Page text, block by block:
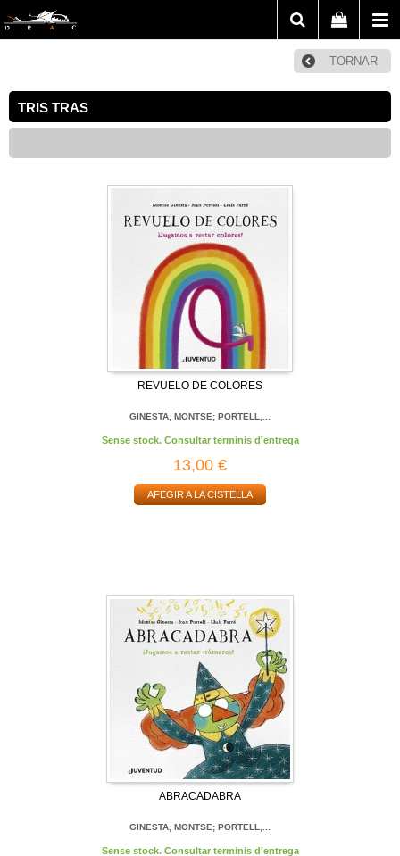
TORNAR
TRIS TRAS
REVUELO DE COLORES
GINESTA, MONTSE; PORTELL,...
Sense stock. Consultar terminis d'entrega
13,00 €
AFEGIR A LA CISTELLA
ABRACADABRA
GINESTA, MONTSE; PORTELL,...
Sense stock. Consultar terminis d'entrega